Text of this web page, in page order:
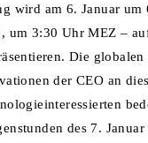
wird am 6. Januar
um 3:30 Uhr MEZ –
Die
der CEO an
des 7.